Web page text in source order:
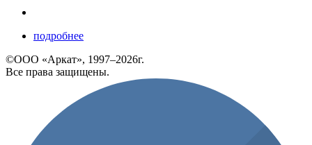
подробнее
©ООО «Аркат», 1997–2026г.
Все права защищены.